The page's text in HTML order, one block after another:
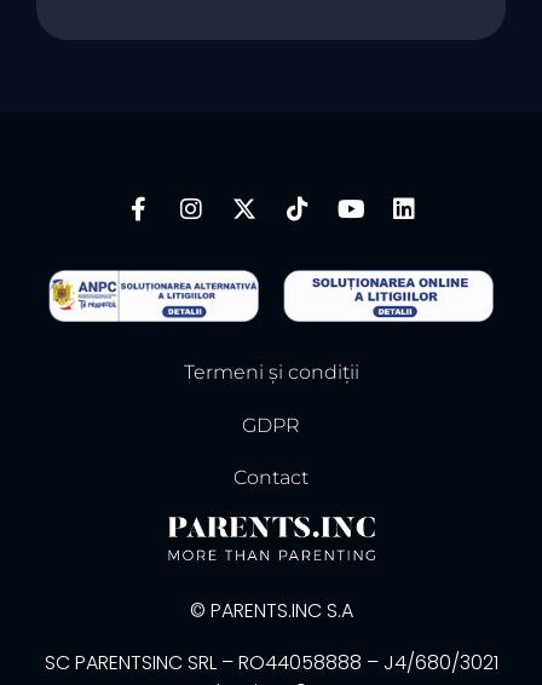
Termeni și condiții
GDPR
Contact
© PARENTS.INC S.A
SC PARENTSINC SRL – RO44058888 – J4/680/3021